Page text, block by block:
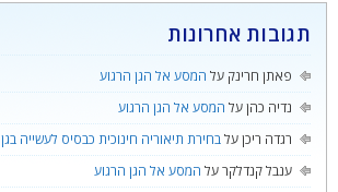
תגובות אחרונות
פאתן חרינק על המסע אל הגן הרגוע
נדיה כהןעל המסע אל הגן הרגוע
רגדה ריכןעלבחירת תיאוריה חינוכית כבסיס לעשייה בגן
ענבל קנדלקרעל המסע אל הגן הרגוע